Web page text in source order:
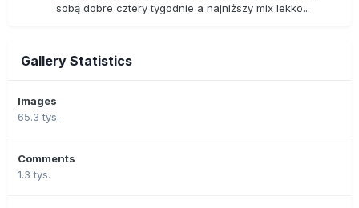
sobą dobre cztery tygodnie a najniższy mix lekko...
Gallery Statistics
Images
65.3 tys.
Comments
1.3 tys.